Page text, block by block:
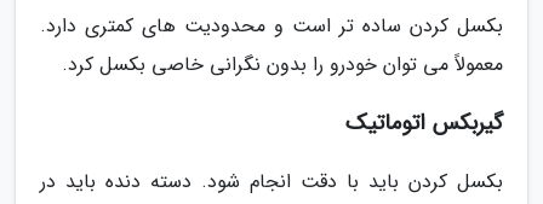
بکسل کردن ساده تر است و محدودیت های کمتری دارد.
معمولاً می توان خودرو را بدون نگرانی خاصی بکسل کرد.
گیربکس اتوماتیک
بکسل کردن باید با دقت انجام شود. دسته دنده باید در